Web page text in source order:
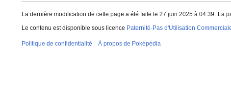
La dernière modification de cette page a été faite le 27 juin 2025 à 04:39. La
Le contenu est disponible sous licence Paternité-Pas d'Utilisation
Politique de confidentialité À propos de Poképédia